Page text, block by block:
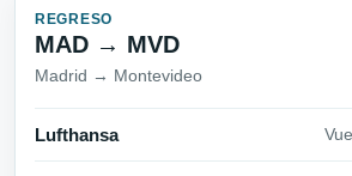
REGRESO
MAD → MVD
Madrid → Montevideo
Lufthansa